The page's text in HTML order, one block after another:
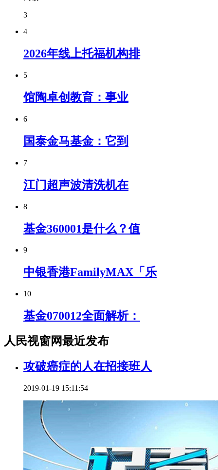
3
4
2026年线上托福机构排
5
馆陶卓创教育：事业
6
国泰金马基金：它到
7
江门超声波清洗机在
8
基金360001是什么？值
9
中银香港FamilyMAX「乐
10
基金070012全面解析：
人民视窗网最近发布
攻破癌症的人在招接班人
2019-01-19 15:11:54